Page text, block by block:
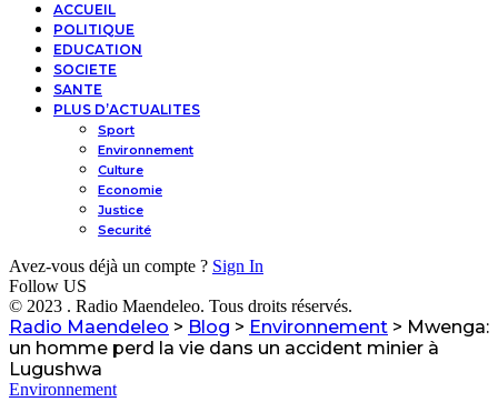
ACCUEIL
POLITIQUE
EDUCATION
SOCIETE
SANTE
PLUS D’ACTUALITES
Sport
Environnement
Culture
Economie
Justice
Securité
Avez-vous déjà un compte ? Sign In
Follow US
© 2023 . Radio Maendeleo. Tous droits réservés.
Radio Maendeleo > Blog > Environnement > Mwenga:
un homme perd la vie dans un accident minier à
Lugushwa
Environnement